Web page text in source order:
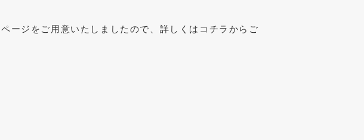
ージをご用意いたしましたので、詳しくはコチラからご